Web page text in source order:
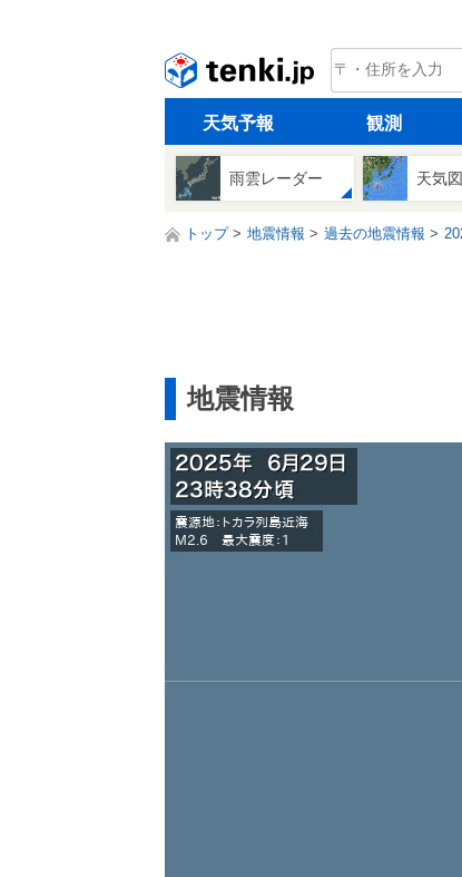
tenki.jp
天気予報 観測
雨雲レーダー 天気図
トップ 地震情報 過去の地震情報
地震情報